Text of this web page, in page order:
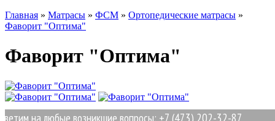
на любые возникшие вопросы: +7 (473) 202-32-87
Главная » Матрасы » ФСМ » Ортопедические матрасы »
Фаворит "Оптима"
Фаворит "Оптима"